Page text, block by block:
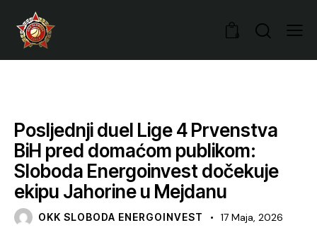
0
Posljednji duel Lige 4 Prvenstva
BiH pred domaćom publikom:
Sloboda Energoinvest dočekuje
ekipu Jahorine u Mejdanu
OKK SLOBODA ENERGOINVEST 17 Maja, 2026